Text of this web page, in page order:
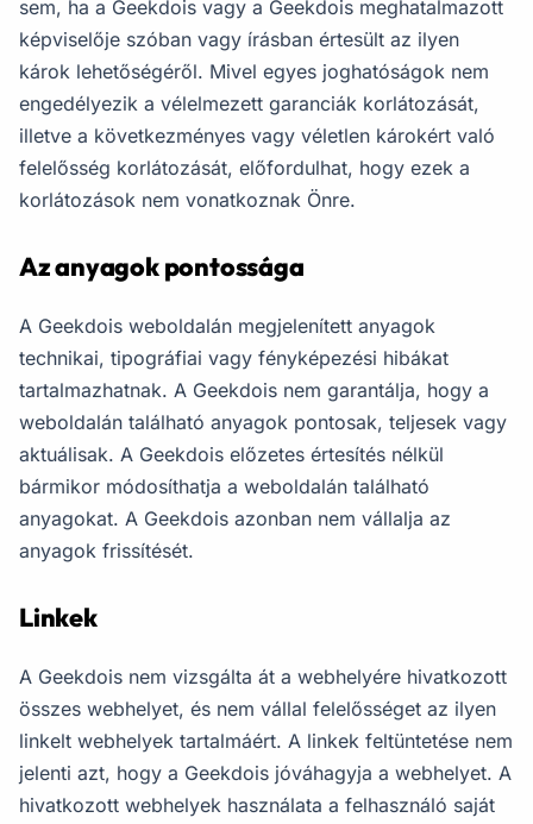
sem, ha a Geekdois vagy a Geekdois meghatalmazott
képviselője szóban vagy írásban értesült az ilyen
károk lehetőségéről. Mivel egyes joghatóságok nem
engedélyezik a vélelmezett garanciák korlátozását,
illetve a következményes vagy véletlen károkért való
felelősség korlátozását, előfordulhat, hogy ezek a
korlátozások nem vonatkoznak Önre.
Az anyagok pontossága
A Geekdois weboldalán megjelenített anyagok
technikai, tipográfiai vagy fényképezési hibákat
tartalmazhatnak. A Geekdois nem garantálja, hogy a
weboldalán található anyagok pontosak, teljesek vagy
aktuálisak. A Geekdois előzetes értesítés nélkül
bármikor módosíthatja a weboldalán található
anyagokat. A Geekdois azonban nem vállalja az
anyagok frissítését.
Linkek
A Geekdois nem vizsgálta át a webhelyére hivatkozott
összes webhelyet, és nem vállal felelősséget az ilyen
linkelt webhelyek tartalmáért. A linkek feltüntetése nem
jelenti azt, hogy a Geekdois jóváhagyja a webhelyet. A
hivatkozott webhelyek használata a felhasználó saját